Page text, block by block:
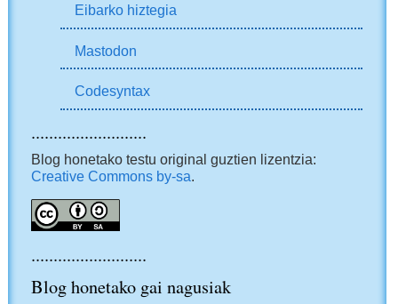
Eibarko hiztegia
Mastodon
Codesyntax
..........................
Blog honetako testu original guztien lizentzia:
Creative Commons by-sa.
..........................
Blog honetako gai nagusiak